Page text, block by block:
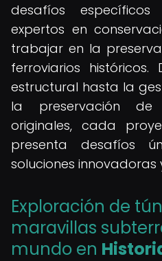
desafíos
expertos en
trabajar en la
ferroviarios
estructural hasta la
la preservación de
originales, cada
presenta desafíos
soluciones innovadoras
Exploración de
maravillas
mundo en